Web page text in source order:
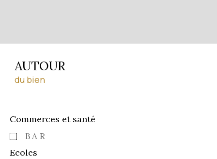
AUTOUR
du bien
Commerces et santé
BAR
Ecoles